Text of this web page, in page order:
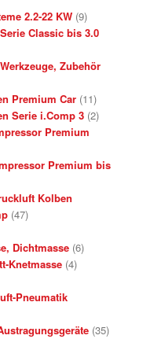
2.2-22 KW (9)
Classic bis 3.0
Zubehör
Premium Car (11)
Serie i.Comp 3 (2)
Premium
Premium bis
Kolben
(47)
Dichtmasse (6)
Knetmasse (4)
Pneumatik
(35)